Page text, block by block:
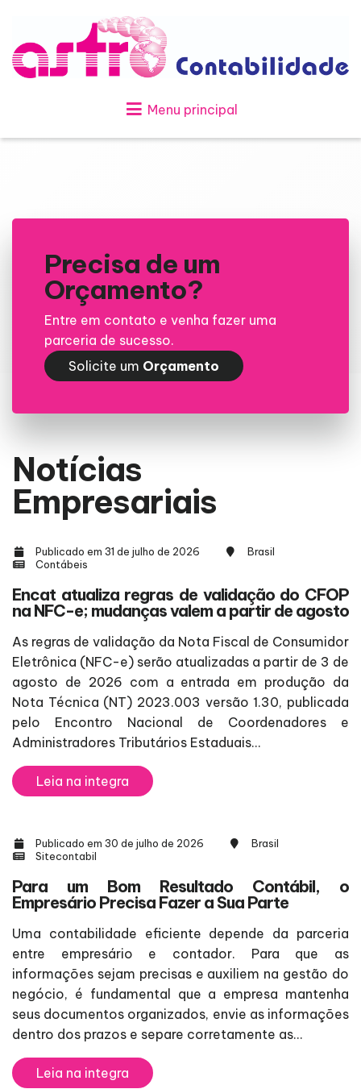
Menu principal
Precisa de um
Orçamento?
Entre em contato e venha fazer uma
parceria de sucesso.
Solicite um Orçamento
Notícias
Empresariais
Publicado em 31 de julho de 2026
Brasil
Contábeis
Encat atualiza regras de validação do CFOP
na NFC-e; mudanças valem a partir de agosto
As regras de validação da Nota Fiscal de Consumidor
Eletrônica (NFC-e) serão atualizadas a partir de 3 de
agosto de 2026 com a entrada em produção da
Nota Técnica (NT) 2023.003 versão 1.30, publicada
pelo Encontro Nacional de Coordenadores e
Administradores Tributários Estaduais...
Leia na integra
Publicado em 30 de julho de 2026
Brasil
Sitecontabil
Para um Bom Resultado Contábil, o
Empresário Precisa Fazer a Sua Parte
Uma contabilidade eficiente depende da parceria
entre empresário e contador. Para que as
informações sejam precisas e auxiliem na gestão do
negócio, é fundamental que a empresa mantenha
seus documentos organizados, envie as informações
dentro dos prazos e separe corretamente as...
Leia na integra